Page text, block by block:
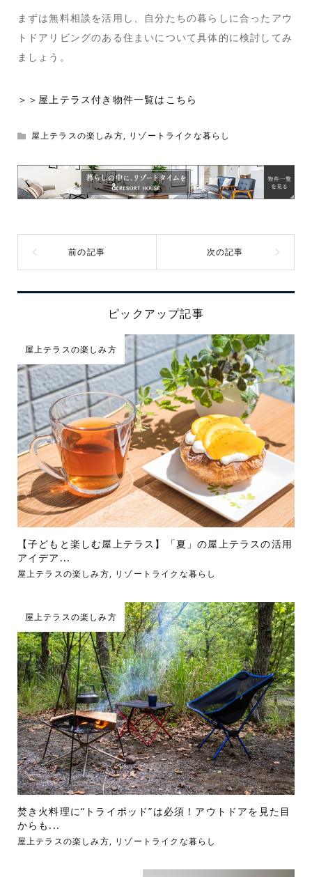
まずは無料相談を活用し、自分たちの暮らしに合ったアウ
トドアリビングのある住まいについて具体的に検討してみ
ましょう。
＞＞屋上テラス付き物件一覧はこちら
屋上テラスの楽しみ方, リゾートライクな暮らし
ピックアップ記事
屋上テラスの楽しみ方
【子どもと楽しむ屋上テラス】「夏」の屋上テラスの活用
アイデア...
屋上テラスの楽しみ方, リゾートライクな暮らし
屋上テラスの楽しみ方
焚き火料理に“トライポッド”は必須！アウトドアを見た目
からも...
屋上テラスの楽しみ方, リゾートライクな暮らし